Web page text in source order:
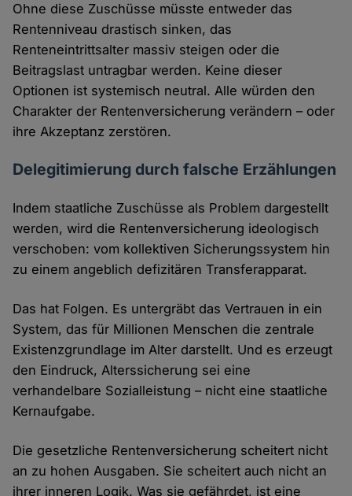
Ohne diese Zuschüsse müsste entweder das
Rentenniveau drastisch sinken, das
Renteneintrittsalter massiv steigen oder die
Beitragslast untragbar werden. Keine dieser
Optionen ist systemisch neutral. Alle würden den
Charakter der Rentenversicherung verändern – oder
ihre Akzeptanz zerstören.
Delegitimierung durch falsche Erzählungen
Indem staatliche Zuschüsse als Problem dargestellt
werden, wird die Rentenversicherung ideologisch
verschoben: vom kollektiven Sicherungssystem hin
zu einem angeblich defizitären Transferapparat.
Das hat Folgen. Es untergräbt das Vertrauen in ein
System, das für Millionen Menschen die zentrale
Existenzgrundlage im Alter darstellt. Und es erzeugt
den Eindruck, Alterssicherung sei eine
verhandelbare Sozialleistung – nicht eine staatliche
Kernaufgabe.
Die gesetzliche Rentenversicherung scheitert nicht
an zu hohen Ausgaben. Sie scheitert auch nicht an
ihrer inneren Logik. Was sie gefährdet, ist eine